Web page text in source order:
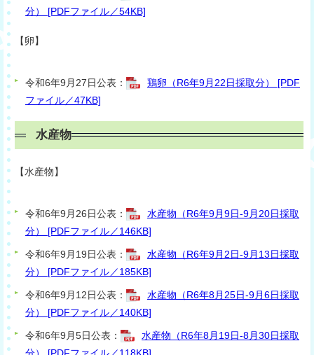
分） [PDFファイル／54KB]
【卵】
令和6年9月27日公表：
鶏卵（R6年9月22日採取分） [PDF
ファイル／47KB]
水産物
【水産物】
令和6年9月26日公表：
水産物（R6年9月9日-9月20日採取
分） [PDFファイル／146KB]
令和6年9月19日公表：
水産物（R6年9月2日-9月13日採取
分） [PDFファイル／185KB]
令和6年9月12日公表：
水産物（R6年8月25日-9月6日採取
分） [PDFファイル／140KB]
令和6年9月5日公表：
水産物（R6年8月19日-8月30日採取
分） [PDFファイル／118KB]